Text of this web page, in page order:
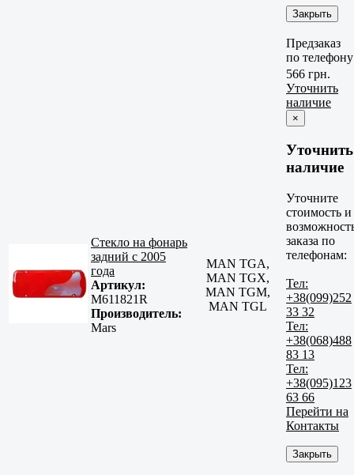
Закрыть
Предзаказ
по телефону
Стекло на фонарь
задний с 2005
года
Артикул:
M611821R
Производитель:
Mars
MAN TGA,
MAN TGX,
MAN TGM,
MAN TGL
566 грн.
Уточнить
наличие
×
Уточнить
наличие
Уточните
стоимость и
заказа по
телефонам:
Тел:
+38(099)252
33 32
Тел:
+38(068)488
83 13
Тел:
+38(095)123
63 66
Перейти на
Контакты
Закрыть